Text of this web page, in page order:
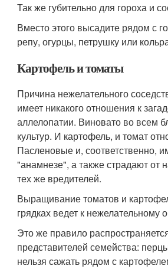
Так же губительно для гороха и
Вместо этого высадите рядом с
репу, огурцы, петрушку или
Картофель и томаты
Причина нежелательного
имеет никакого отношения к
аллелопатии. Виновато во всем
культур. И картофель, и томат
Пасленовые и, соответственно,
"анамнезе", а также страдают от
тех же вредителей.
Выращивание томатов и
грядках ведет к нежелательному
Это же правило
представителей семейства:
нельзя сажать рядом с